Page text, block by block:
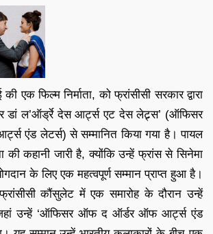
एक फिल्म निर्माता, को फ्रांसीसी सरकार द्वारा
डां ल’ऑर्ड्रे देस आर्ट्स एट देस लेट्र्स’ (ऑफिसर
एंड लेटर्स) से सम्मानित किया गया है। पायल
की कहानी जारी है, क्योंकि उन्हें फ्रांस से सिनेमा
के लिए एक महत्वपूर्ण सम्मान प्राप्त हुआ है।
कौंसुलेट में एक समारोह के दौरान उन्हें
जहां उन्हें ‘ऑफिसर ऑफ द ऑर्डर ऑफ आर्ट्स एंड